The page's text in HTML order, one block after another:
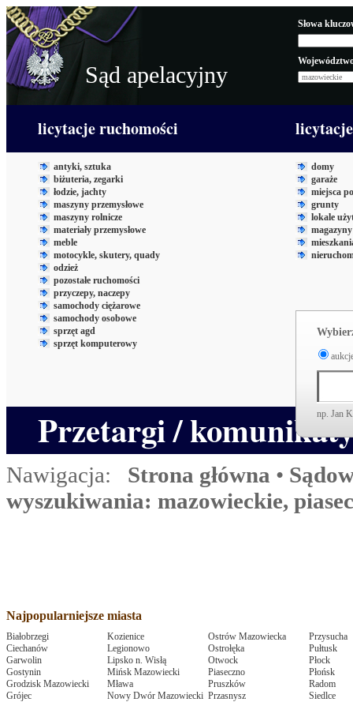
Sąd apelacyjny
Słowa
licytacje ruchomości
antyki, sztuka
biżuteria, zegarki
łodzie, jachty
maszyny przemysłowe
maszyny rolnicze
materiały przemysłowe
meble
motocykle, skutery, quady
odzież
pozostałe ruchomości
przyczepy, naczepy
samochody ciężarowe
samochody osobowe
sprzęt agd
sprzęt komputerowy
domy
garaże
miejsca
grunty
lokale
Przetargi / np. Jan
Nawigacja: Strona główna •
wyszukiwania: mazowieckie,
Najpopularniejsze miasta
Białobrzegi
Ciechanów
Garwolin
Gostynin
Grodzisk Mazowiecki
Grójec
Kozienice
Legionowo
Lipsko n. Wisłą
Mińsk Mazowiecki
Mława
Nowy Dwór Mazowiecki
Ostrów Mazowiecka
Ostrołęka
Otwock
Piaseczno
Pruszków
Przasnysz
Przysucha
Pułtusk
Płock
Płońsk
Radom
Siedlce